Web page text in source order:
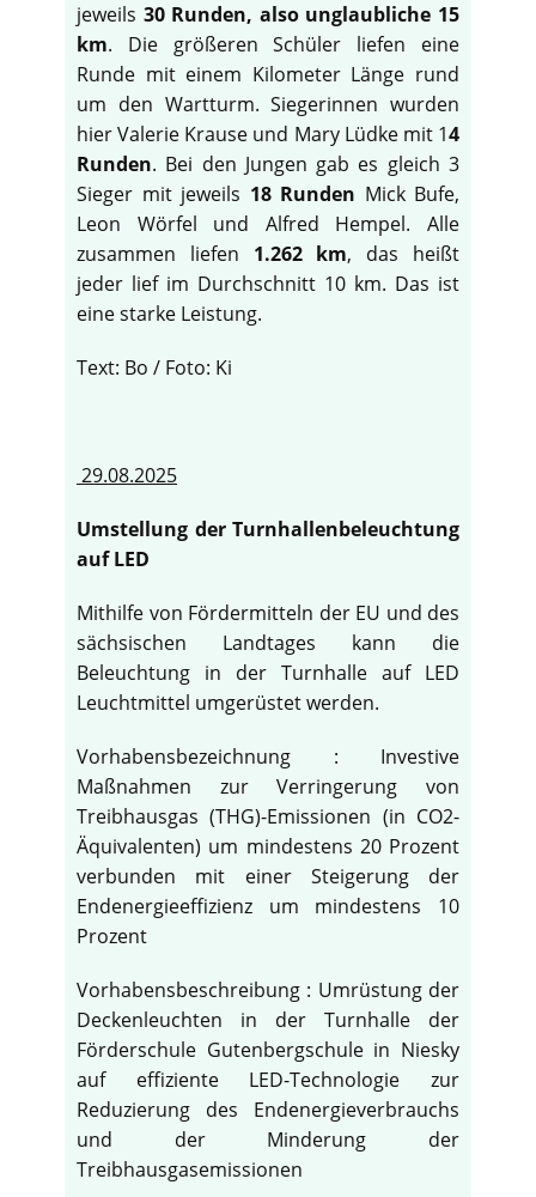
jeweils 30 Runden, also unglaubliche 15
km. Die größeren Schüler liefen eine
Runde mit einem Kilometer Länge rund
um den Wartturm. Siegerinnen wurden
hier Valerie Krause und Mary Lüdke mit 14
Runden. Bei den Jungen gab es gleich 3
Sieger mit jeweils 18 Runden Mick Bufe,
Leon Wörfel und Alfred Hempel. Alle
zusammen liefen 1.262 km, das heißt
jeder lief im Durchschnitt 10 km. Das ist
eine starke Leistung.
Text: Bo / Foto: Ki
29.08.2025
Umstellung der Turnhallenbeleuchtung
auf LED
Mithilfe von Fördermitteln der EU und des
sächsischen Landtages kann die
Beleuchtung in der Turnhalle auf LED
Leuchtmittel umgerüstet werden.
Vorhabensbezeichnung : Investive
Maßnahmen zur Verringerung von
Treibhausgas (THG)-Emissionen (in CO2-
Äquivalenten) um mindestens 20 Prozent
verbunden mit einer Steigerung der
Endenergieeffizienz um mindestens 10
Prozent
Vorhabensbeschreibung : Umrüstung der
Deckenleuchten in der Turnhalle der
Förderschule Gutenbergschule in Niesky
auf effiziente LED-Technologie zur
Reduzierung des Endenergieverbrauchs
und der Minderung der
Treibhausgasemissionen